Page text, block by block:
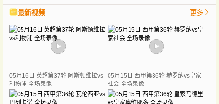
最新视频 更多
05月16日 英超第37轮 阿斯顿维拉vs
利物浦 全场录像
05月15日 西甲第36轮 赫罗纳vs皇家
社会 全场录像